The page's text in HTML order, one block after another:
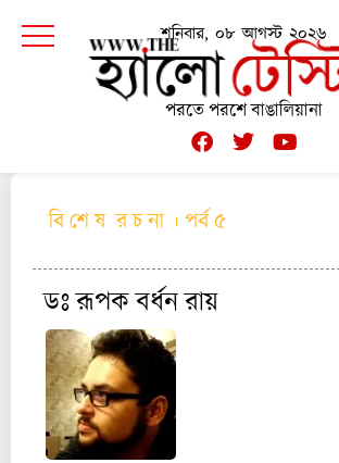
শনিবার, ০৮ আগস্ট ২০২৬
পরতে পরশে বাঙালিয়ানা
বি শে ষ র চ না । পর্ব ৫
ডঃ রূপক বর্ধন রায়